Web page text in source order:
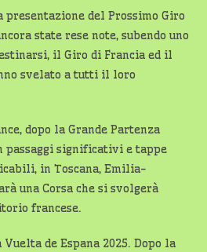
del Prossimo Giro
state rese note, subendo uno
il Giro di Francia ed il
svelato a tutti il loro
dopo la Grande Partenza
passaggi significativi e tappe
in Toscana, Emilia-
una Corsa che si svolgerà
francese.
de Espana 2025. Dopo la